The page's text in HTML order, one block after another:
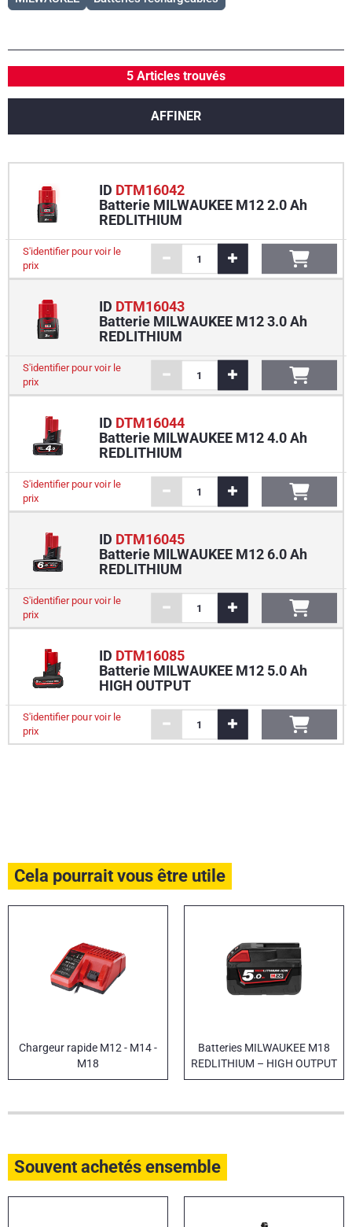
5 Articles trouvés
AFFINER
ID DTM16042
Batterie MILWAUKEE M12 2.0 Ah
REDLITHIUM
S'identifier pour voir le
prix
ID DTM16043
Batterie MILWAUKEE M12 3.0 Ah
REDLITHIUM
S'identifier pour voir le
prix
ID DTM16044
Batterie MILWAUKEE M12 4.0 Ah
REDLITHIUM
S'identifier pour voir le
prix
ID DTM16045
Batterie MILWAUKEE M12 6.0 Ah
REDLITHIUM
S'identifier pour voir le
prix
ID DTM16085
Batterie MILWAUKEE M12 5.0 Ah
HIGH OUTPUT
S'identifier pour voir le
prix
Cela pourrait vous être utile
Chargeur rapide M12 - M14 -
M18
Batteries MILWAUKEE M18
REDLITHIUM – HIGH OUTPUT
Souvent achetés ensemble